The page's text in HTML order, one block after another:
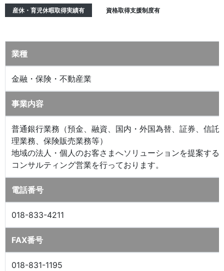
産休・育児休暇取得実績有 資格取得支援制度有
業種
金融・保険・不動産業
事業内容
普通銀行業務（預金、融資、国内・外国為替、証券、信託
理業務、保険販売業務等）
地域の法人・個人のお客さまへソリューションを提案する
コンサルティング営業を行っております。
電話番号
018-833-4211
FAX番号
018-831-1195